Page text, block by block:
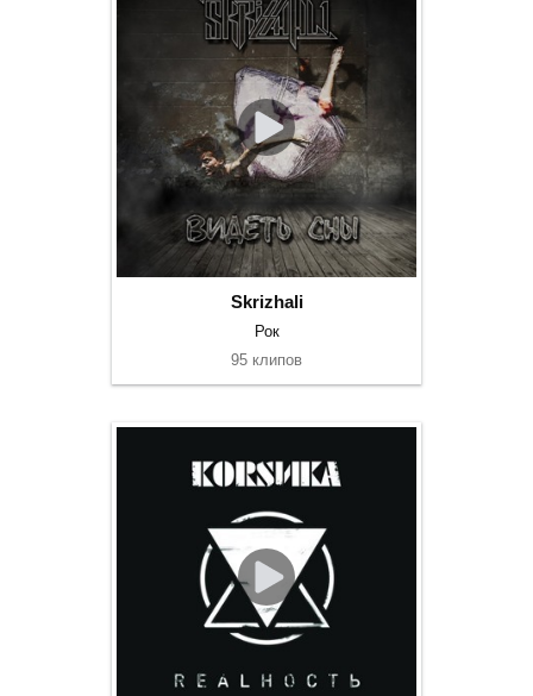
Skrizhali
Рок
95 клипов